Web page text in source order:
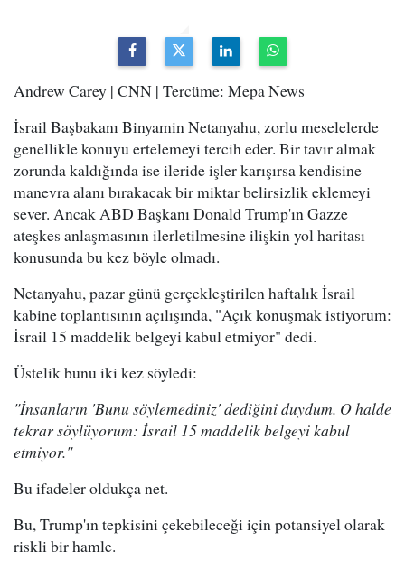
Andrew Carey | CNN | Tercüme: Mepa News
İsrail Başbakanı Binyamin Netanyahu, zorlu meselelerde
genellikle konuyu ertelemeyi tercih eder. Bir tavır almak
zorunda kaldığında ise ileride işler karışırsa kendisine
manevra alanı bırakacak bir miktar belirsizlik eklemeyi
sever. Ancak ABD Başkanı Donald Trump'ın Gazze
ateşkes anlaşmasının ilerletilmesine ilişkin yol haritası
konusunda bu kez böyle olmadı.
Netanyahu, pazar günü gerçekleştirilen haftalık İsrail
kabine toplantısının açılışında, "Açık konuşmak istiyorum:
İsrail 15 maddelik belgeyi kabul etmiyor" dedi.
Üstelik bunu iki kez söyledi:
"İnsanların 'Bunu söylemediniz' dediğini duydum. O halde
tekrar söylüyorum: İsrail 15 maddelik belgeyi kabul
etmiyor."
Bu ifadeler oldukça net.
Bu, Trump'ın tepkisini çekebileceği için potansiyel olarak
riskli bir hamle.